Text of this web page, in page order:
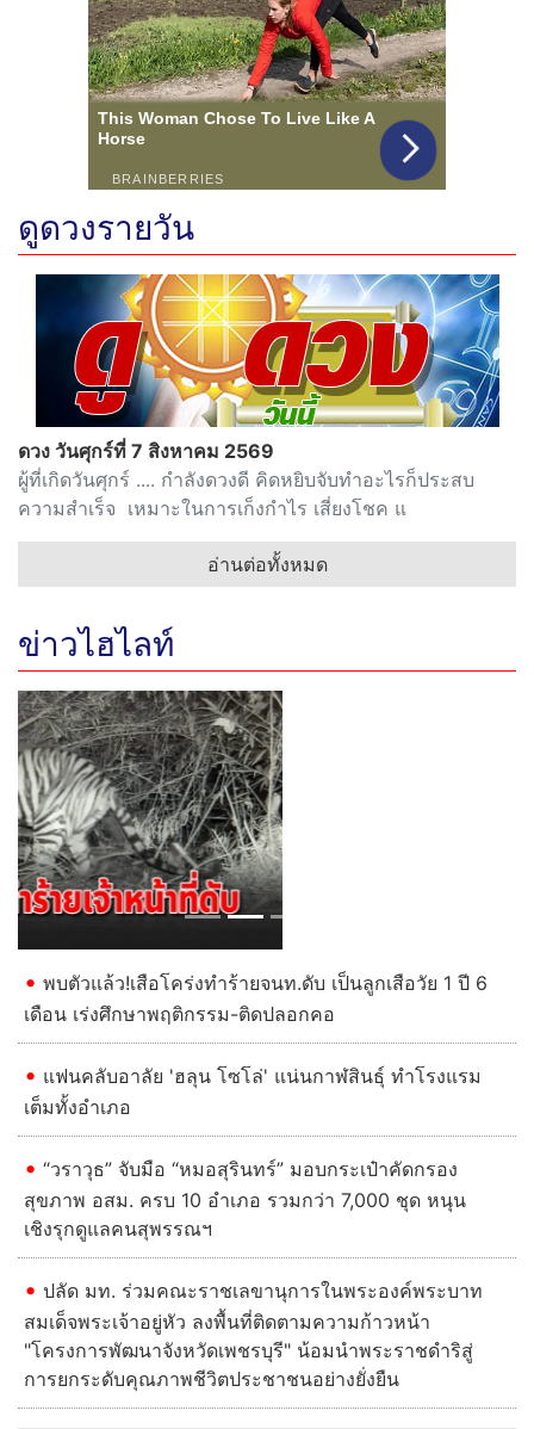
ดูดวงรายวัน
ดวง วันศุกร์ที่ 7 สิงหาคม 2569
ผู้ที่เกิดวันศุกร์ .... กำลังดวงดี คิดหยิบจับทำอะไรก็ประสบ
ความสำเร็จ เหมาะในการเก็งกำไร เสี่ยงโชค แ
อ่านต่อทั้งหมด
ข่าวไฮไลท์
Previous
พบตัวแล้ว!เสือโคร่งทำร้ายจนท.ดับ เป็นลูกเสือวัย 1 ปี 6
เดือน เร่งศึกษาพฤติกรรม-ติดปลอกคอ
แฟนคลับอาลัย 'ฮลุน โซโล่' แน่นกาฬสินธุ์ ทำโรงแรม
เต็มทั้งอำเภอ
“วราวุธ” จับมือ “หมอสุรินทร์” มอบกระเป๋าคัดกรอง
สุขภาพ อสม. ครบ 10 อำเภอ รวมกว่า 7,000 ชุด หนุน
เชิงรุกดูแลคนสุพรรณฯ
ปลัด มท. ร่วมคณะราชเลขานุการในพระองค์พระบาท
สมเด็จพระเจ้าอยู่หัว ลงพื้นที่ติดตามความก้าวหน้า
"โครงการพัฒนาจังหวัดเพชรบุรี" น้อมนำพระราชดำริสู่
การยกระดับคุณภาพชีวิตประชาชนอย่างยั่งยืน